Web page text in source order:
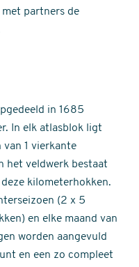
partners de
in 1685
In elk atlasblok ligt
van 1 vierkante
het veldwerk bestaat
kilometerhokken.
(2 x 5
en elke maand van
worden aangevuld
en een zo compleet